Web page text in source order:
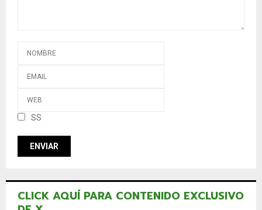
SS
CLICK AQUÍ PARA CONTENIDO EXCLUSIVO